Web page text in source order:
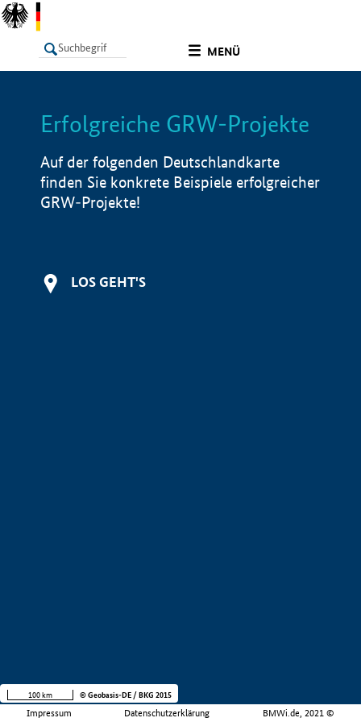
MENÜ
LISTE Info
Erfolgreiche GRW-Projekte
Auf der folgenden Deutschlandkarte
finden Sie konkrete Beispiele erfolgreicher
GRW-Projekte!
LOS GEHT'S
Impressum Datenschutzerklärung BMWi.de, 2021 ©
100 km © Geobasis-DE / BKG 2015